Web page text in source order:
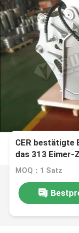
CER bestätigte
das 313 Eimer-
MOQ：1 Satz